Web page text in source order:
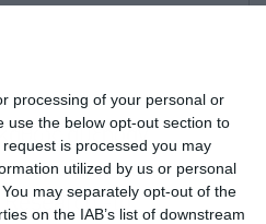
processing of your personal or
use the below opt-out section to
is processed you may
utilized by us or personal
may separately opt-out of the
on the IAB’s list of downstream
καθώς αύξησαν
σε
Research -το